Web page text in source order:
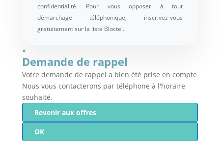
confidentialité. Pour vous opposer à tout
démarchage téléphonique, inscrivez-vous
gratuitement sur la liste Bloctel.
×
Demande de rappel
Votre demande de rappel a bien été prise en compte
Nous vous contacterons par téléphone à l'horaire
souhaité.
Revenir aux offres
OK